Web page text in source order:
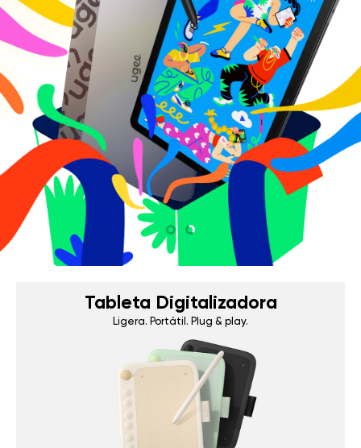
Tableta Digitalizadora
Ligera. Portátil. Plug & play.